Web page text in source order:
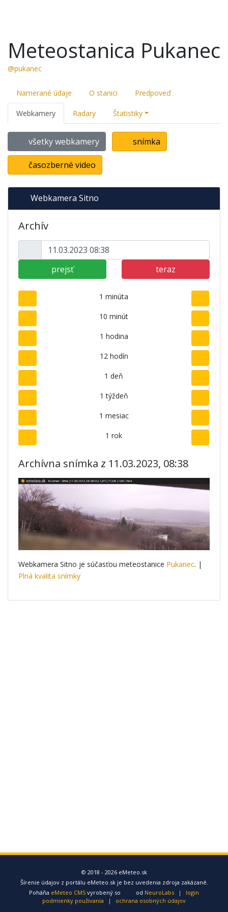
Meteostanica Pukanec
@pukanec
Namerané údaje O stanici Predpoveď
Webkamery Radary Štatistiky
všetky webkamery snímka
časozberné video
Webkamera Sitno
Archív
prejsť teraz
1 minúta
10 minút
1 hodina
12 hodín
1 deň
1 týždeň
1 mesiac
1 rok
Archívna snímka z 11.03.2023, 08:38
Webkamera Sitno je súčasťou meteostanice Pukanec. |
Plná kvalita snímky
© 2018 - 2026 eMeteo.sk
Šírenie údajov z portálu eMeteo.sk je bez uvedenia zdroja zakázané.
Poháňa eMeteo CMS vyrobený so od NeuroLabs |
login
podmienky používania
| ochrana osobných údajov